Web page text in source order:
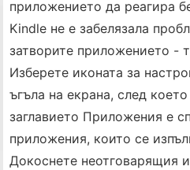
приложението да реагира
Kindle не е забелязала
затворите приложението -
Изберете иконата за
ъгъла на екрана, след
заглавието Приложения е
приложения, които се
Докоснете неотговарящия